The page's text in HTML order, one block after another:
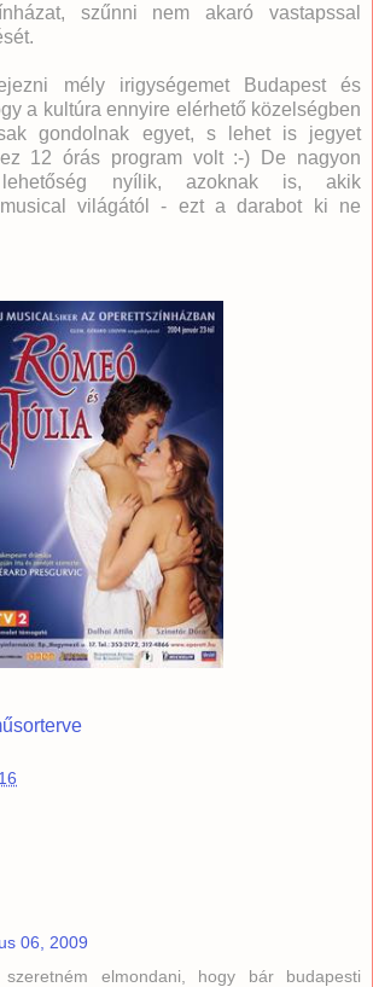
szűnni nem akaró vastapssal
mély irigységemet Budapest és
a kultúra ennyire elérhető közelségben
gondolnak egyet, s lehet is jegyet
12 órás program volt :-) De nagyon
nyílik, azoknak is, akik
világától - ezt a darabot ki ne
06, 2009
elmondani, hogy bár budapesti